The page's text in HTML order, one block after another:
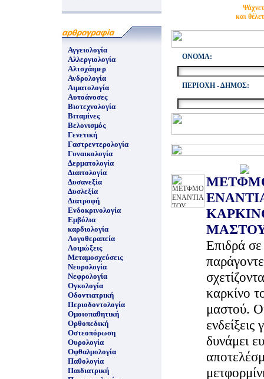
Αγγειολογία
Αλλεργιολογία
Αλτσχάιμερ
Ανδρολογία
Αιματολογία
Αυτοάνοσες
Βιοτεχνολογία
Βιταμίνες
Βελονισμός
Γενετική
Γαστρεντερολογία
Γυναικολογία
Δερματολογία
Διαιτολογία
Δυσανεξία
Δυσλεξία
Διατροφή
Ενδοκρινολογία
Εμβόλια
καρδιολογία
Λογοθεραπεία
Λοιμώξεις
Μεταμοσχεύσεις
Νευρολογία
Νεφρολογία
Ογκολογία
Οδοντιατρική
Περιοδοντολογία
Ομοιοπαθητική
Ορθοπεδική
Οστεοπόρωση
Ουρολογία
Οφθαλμολογία
Παθολογία
Παιδιατρική
και
ONOMA:
ΠΕΡΙΟΧΗ - ΔΗΜΟΣ:
Επιδρά σε
καρκίνο
μαστού.
ενδείξεις
δυνάμει